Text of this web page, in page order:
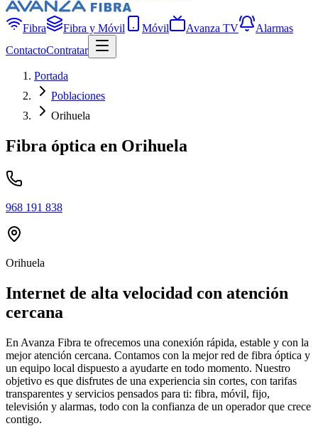
Fibra Fibra y Móvil Móvil Avanza TV
Alarmas
ContactoContratar
Portada
Poblaciones
Orihuela
Fibra óptica en Orihuela
968 191 838
Orihuela
Internet de alta velocidad con atención
cercana
En Avanza Fibra te ofrecemos una conexión rápida, estable y con la
mejor atención cercana. Contamos con la mejor red de fibra óptica y
un equipo local dispuesto a ayudarte en todo momento. Nuestro
objetivo es que disfrutes de una experiencia sin cortes, con tarifas
transparentes y servicios pensados para ti: fibra, móvil, fijo,
televisión y alarmas, todo con la confianza de un operador que crece
contigo.